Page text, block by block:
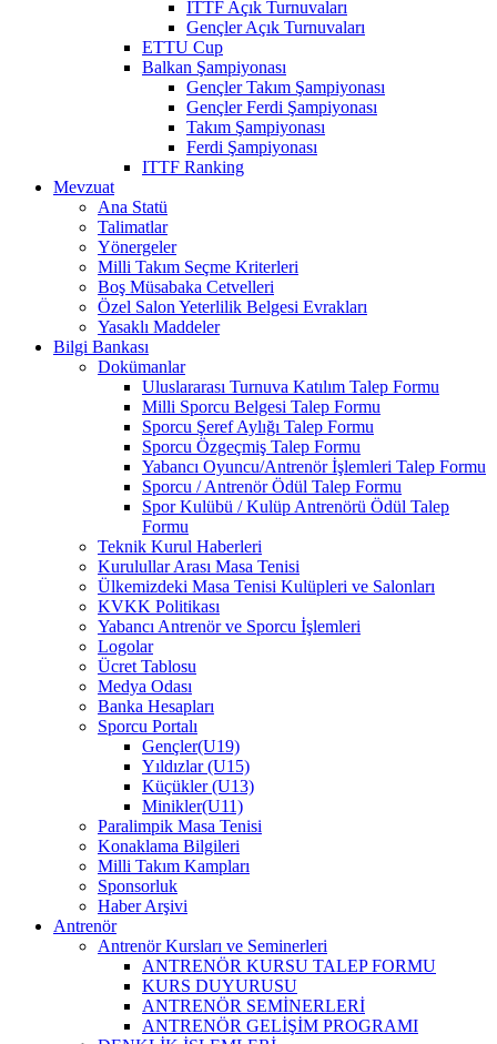
ITTF Açık Turnuvaları
Gençler Açık Turnuvaları
ETTU Cup
Balkan Şampiyonası
Gençler Takım Şampiyonası
Gençler Ferdi Şampiyonası
Takım Şampiyonası
Ferdi Şampiyonası
ITTF Ranking
Mevzuat
Ana Statü
Talimatlar
Yönergeler
Milli Takım Seçme Kriterleri
Boş Müsabaka Cetvelleri
Özel Salon Yeterlilik Belgesi Evrakları
Yasaklı Maddeler
Bilgi Bankası
Dokümanlar
Uluslararası Turnuva Katılım Talep Formu
Milli Sporcu Belgesi Talep Formu
Sporcu Şeref Aylığı Talep Formu
Sporcu Özgeçmiş Talep Formu
Yabancı Oyuncu/Antrenör İşlemleri Talep Formu
Sporcu / Antrenör Ödül Talep Formu
Spor Kulübü / Kulüp Antrenörü Ödül Talep
Formu
Teknik Kurul Haberleri
Kurulullar Arası Masa Tenisi
Ülkemizdeki Masa Tenisi Kulüpleri ve Salonları
KVKK Politikası
Yabancı Antrenör ve Sporcu İşlemleri
Logolar
Ücret Tablosu
Medya Odası
Banka Hesapları
Sporcu Portalı
Gençler(U19)
Yıldızlar (U15)
Küçükler (U13)
Minikler(U11)
Paralimpik Masa Tenisi
Konaklama Bilgileri
Milli Takım Kampları
Sponsorluk
Haber Arşivi
Antrenör
Antrenör Kursları ve Seminerleri
ANTRENÖR KURSU TALEP FORMU
KURS DUYURUSU
ANTRENÖR SEMİNERLERİ
ANTRENÖR GELİŞİM PROGRAMI